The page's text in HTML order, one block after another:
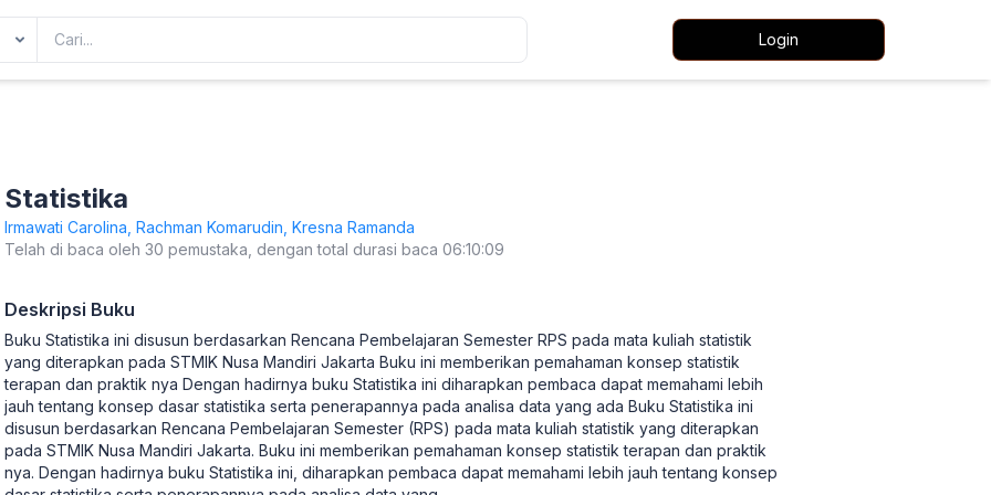
Login
Statistika
Irmawati Carolina, Rachman Komarudin, Kresna Ramanda
Telah di baca oleh 30 pemustaka, dengan total durasi baca 06:10:09
Deskripsi Buku
Buku Statistika ini disusun berdasarkan Rencana Pembelajaran Semester RPS pada mata kuliah statistik
yang diterapkan pada STMIK Nusa Mandiri Jakarta Buku ini memberikan pemahaman konsep statistik
terapan dan praktik nya Dengan hadirnya buku Statistika ini diharapkan pembaca dapat memahami lebih
jauh tentang konsep dasar statistika serta penerapannya pada analisa data yang ada Buku Statistika ini
disusun berdasarkan Rencana Pembelajaran Semester (RPS) pada mata kuliah statistik yang diterapkan
pada STMIK Nusa Mandiri Jakarta. Buku ini memberikan pemahaman konsep statistik terapan dan praktik
nya. Dengan hadirnya buku Statistika ini, diharapkan pembaca dapat memahami lebih jauh tentang konsep